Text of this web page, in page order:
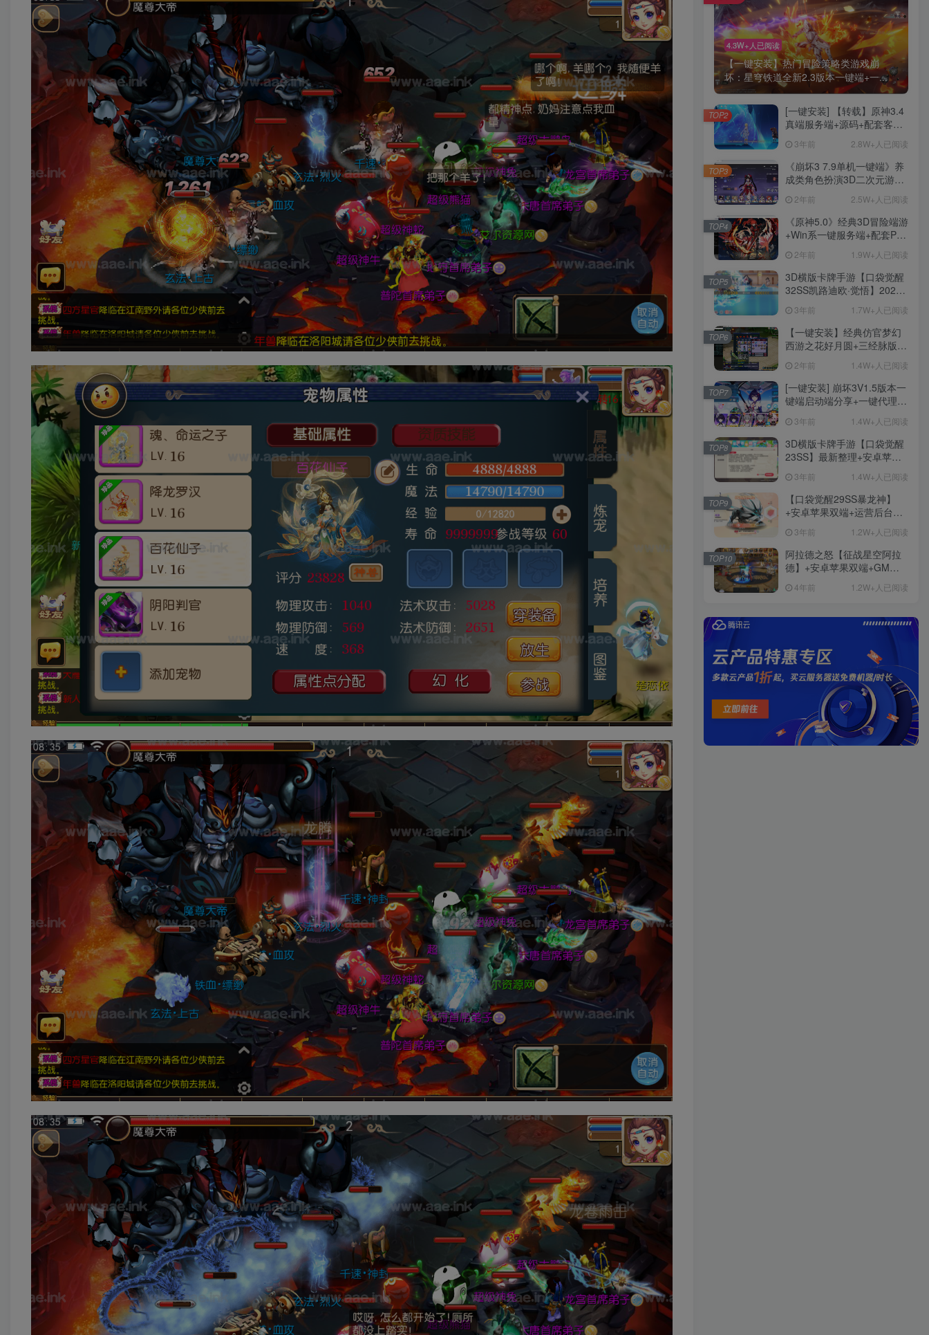
4.3W+人已阅读
【一键安装】热门冒险策略类游戏崩
坏：星穹铁道全新2.3版本一键端+一...
[一键安装] 【转载】原神3.4
真端服务端+源码+配套客户
说明文件
3年前 2.8W+人已阅读
TOP2
《崩坏3 7.9单机一键端》养
成类角色扮演3D二次元游
用、无限资源、附带保姆级
安装教程
2年前 2.5W+人已阅读
TOP3
《原神5.0》经典3D冒险端游
+Win系一键服务端+配套PC
池文件
2年前 1.9W+人已阅读
TOP4
3D横版卡牌手游【口袋觉醒
32SS凯路迪欧·觉悟】2023
+支付对接+安卓苹果双端+运
营后台+GM授权后台+代理
后台
3年前 1.7W+人已阅读
TOP5
【一键安装】经典仿官梦幻
西游之花好月圆+三经脉版本
卡+剧情活动+视频搭建及其
他修改资料
2年前 1.4W+人已阅读
TOP6
[一键安装] 崩坏3V1.5版本一
键端启动端分享+一键代理
ID+详细指令+极简一键修改
3年前 1.4W+人已阅读
TOP7
3D横版卡牌手游【口袋觉醒
23SS】最新整理+安卓苹果
细搭建教程
3年前 1.4W+人已阅读
TOP8
【口袋觉醒29SS暴龙神】
+安卓苹果双端+运营后台
端 3年前 1.2W+人已阅读
TOP9
阿拉德之怒【征战星空阿拉
德】+安卓苹果双端+GM授
+详细教程
4年前 1.2W+人已阅读
TOP10